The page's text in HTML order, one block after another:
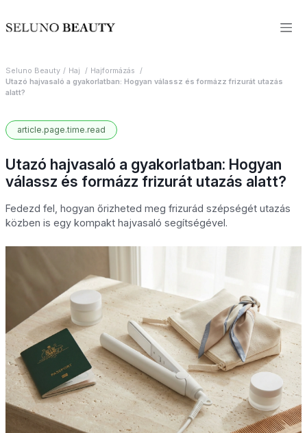
Seluno Beauty Haj
Hajformázás
Utazó hajvasaló a gyakorlatban: Hogyan válassz és formázz frizurát utazás
alatt?
article.page.time.read
Utazó hajvasaló a gyakorlatban: Hogyan
válassz és formázz frizurát utazás alatt?
Fedezd fel, hogyan őrizheted meg frizurád szépségét utazás
közben is egy kompakt hajvasaló segítségével.